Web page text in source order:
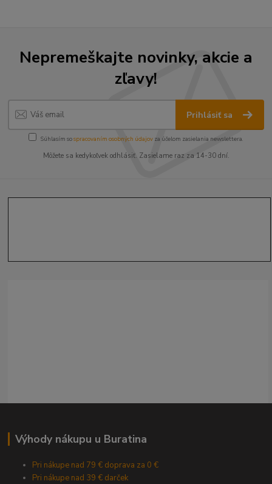
Nepremeškajte novinky, akcie a
zľavy!
Prihlásiť sa
Súhlasím sospracovaním osobných údajov za účelom zasielania newslettera.
Môžete sa kedykoľvek odhlásiť. Zasielame raz za 14-30 dní.
Výhody nákupu u Buratina
Pri nákupe nad 79 € doprava za 0 €
Pri nákupe nad 39 € darček